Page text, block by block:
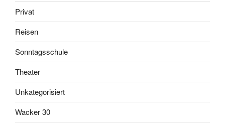
Privat
Reisen
Sonntagsschule
Theater
Unkategorisiert
Wacker 30